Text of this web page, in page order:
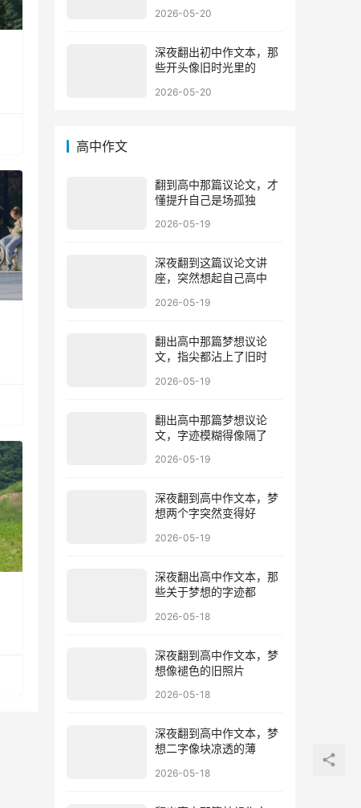
2026-05-20
深夜翻出初中作文本，那
些开头像旧时光里的
2026-05-20
高中作文
翻到高中那篇议论文，才
懂提升自己是场孤独
2026-05-19
深夜翻到这篇议论文讲
座，突然想起自己高中
2026-05-19
翻出高中那篇梦想议论
文，指尖都沾上了旧时
2026-05-19
翻出高中那篇梦想议论
文，字迹模糊得像隔了
2026-05-19
深夜翻到高中作文本，梦
想两个字突然变得好
2026-05-19
深夜翻出高中作文本，那
些关于梦想的字迹都
2026-05-18
深夜翻到高中作文本，梦
想像褪色的旧照片
2026-05-18
深夜翻到高中作文本，梦
想二字像块凉透的薄
2026-05-18